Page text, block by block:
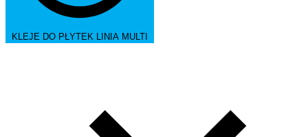
KLEJE DO PŁYTEK LINIA MULTI